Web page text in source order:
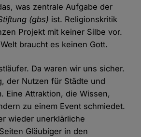
was zentrale Aufgabe der
(gbs) ist. Religionskritik
Projekt mit keiner Silbe vor.
braucht es keinen Gott.
Da waren wir uns sicher.
der Nutzen für Städte und
Eine Attraktion, die Wissen,
zu einem Event schmiedet.
wieder unerklärliche
Gläubiger in den